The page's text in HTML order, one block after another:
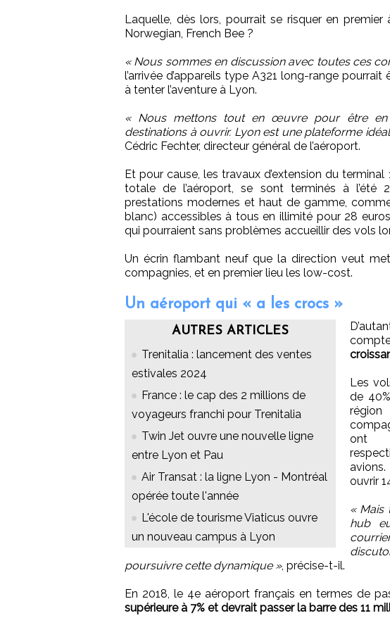
Laquelle, dès lors, pourrait se risquer en
Norwegian, French Bee ?
« Nous sommes en discussion avec toutes ces
l’arrivée d’appareils type A321 long-range
à tenter l’aventure à Lyon.
« Nous mettons tout en œuvre pour être en
destinations à ouvrir. Lyon est une plateforme
Cédric Fechter, directeur général de l’aéroport.
Et pour cause, les travaux d’extension du
totale de l’aéroport, se sont terminés à l’été
prestations modernes et haut de gamme,
blanc) accessibles à tous en illimité pour 28
qui pourraient sans problèmes accueillir des vols
Un écrin flambant neuf que la direction veut
compagnies, et en premier lieu les low-cost.
Un aéroport qui « a les crocs »
AUTRES ARTICLES
Trenitalia : lancement des ventes
estivales 2024
France : le cap des 2 millions de
voyageurs franchi pour Trenitalia
Twin Jet ouvre une nouvelle ligne
entre Lyon et Pau
Air Transat : la ligne Lyon - Montréal
opérée toute l'année
L'école de tourisme Viaticus ouvre
un nouveau campus à Lyon
Les
de
ont
ouvrir
« Mais
hub
poursuivre cette dynamique », précise-t-il.
En 2018, le 4e aéroport français en termes de
supérieure à 7% et devrait passer la barre des 11